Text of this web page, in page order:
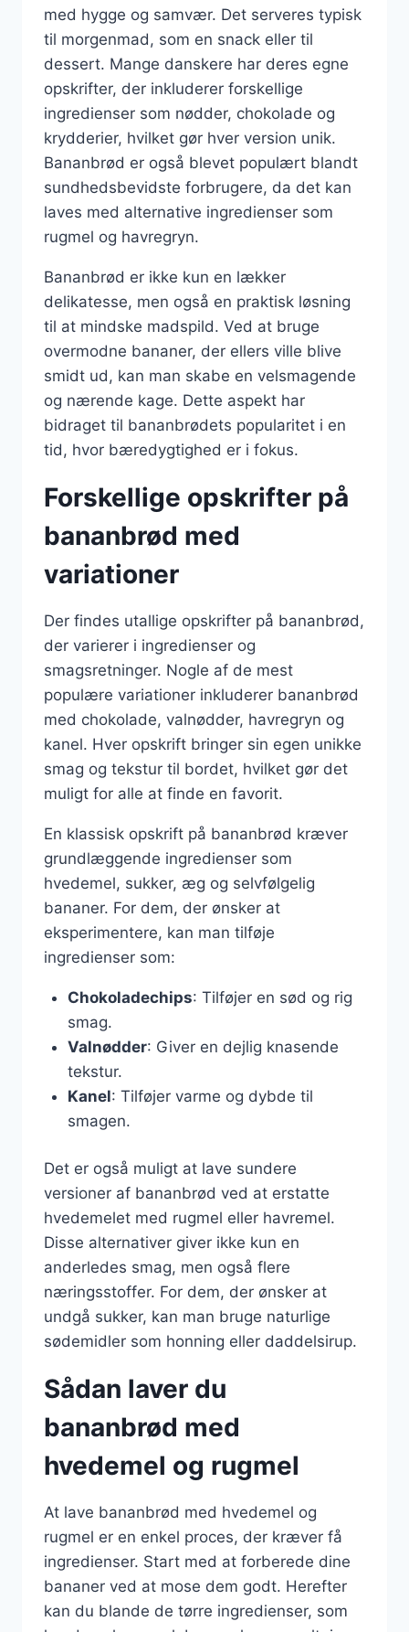
med hygge og samvær. Det serveres typisk
til morgenmad, som en snack eller til
dessert. Mange danskere har deres egne
opskrifter, der inkluderer forskellige
ingredienser som nødder, chokolade og
krydderier, hvilket gør hver version unik.
Bananbrød er også blevet populært blandt
sundhedsbevidste forbrugere, da det kan
laves med alternative ingredienser som
rugmel og havregryn.
Bananbrød er ikke kun en lækker
delikatesse, men også en praktisk løsning
til at mindske madspild. Ved at bruge
overmodne bananer, der ellers ville blive
smidt ud, kan man skabe en velsmagende
og nærende kage. Dette aspekt har
bidraget til bananbrødets popularitet i en
tid, hvor bæredygtighed er i fokus.
Forskellige opskrifter på
bananbrød med
variationer
Der findes utallige opskrifter på bananbrød,
der varierer i ingredienser og
smagsretninger. Nogle af de mest
populære variationer inkluderer bananbrød
med chokolade, valnødder, havregryn og
kanel. Hver opskrift bringer sin egen unikke
smag og tekstur til bordet, hvilket gør det
muligt for alle at finde en favorit.
En klassisk opskrift på bananbrød kræver
grundlæggende ingredienser som
hvedemel, sukker, æg og selvfølgelig
bananer. For dem, der ønsker at
eksperimentere, kan man tilføje
ingredienser som:
Chokoladechips: Tilføjer en sød og rig
smag.
Valnødder: Giver en dejlig knasende
tekstur.
Kanel: Tilføjer varme og dybde til
smagen.
Det er også muligt at lave sundere
versioner af bananbrød ved at erstatte
hvedemelet med rugmel eller havremel.
Disse alternativer giver ikke kun en
anderledes smag, men også flere
næringsstoffer. For dem, der ønsker at
undgå sukker, kan man bruge naturlige
sødemidler som honning eller daddelsirup.
Sådan laver du
bananbrød med
hvedemel og rugmel
At lave bananbrød med hvedemel og
rugmel er en enkel proces, der kræver få
ingredienser. Start med at forberede dine
bananer ved at mose dem godt. Herefter
kan du blande de tørre ingredienser, som